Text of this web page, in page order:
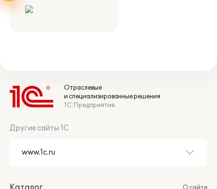
Отраслевые
и специализированные решения
1С:Предприятие
Другие сайты 1С